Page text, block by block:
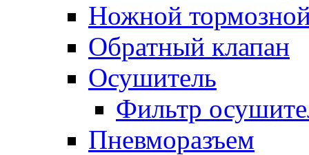
Ножной
Обратный клапан
Осушитель
Фильтр
Пневморазъем